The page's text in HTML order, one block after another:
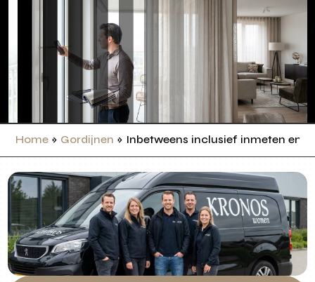
Home » Gordijnen » Inbetweens inclusief inmeten en